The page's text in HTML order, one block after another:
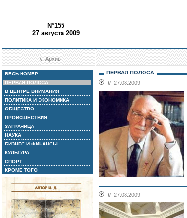
N°155
27 августа 2009
//Архив
ВЕСЬ НОМЕР
ПЕРВАЯ ПОЛОСА
В ЦЕНТРЕ ВНИМАНИЯ
ПОЛИТИКА И ЭКОНОМИКА
ОБЩЕСТВО
ПРОИСШЕСТВИЯ
ЗАГРАНИЦА
НАУКА
БИЗНЕС И ФИНАНСЫ
КУЛЬТУРА
СПОРТ
КРОМЕ ТОГО
ПЕРВАЯ ПОЛОСА
// 27.08.2009
// 27.08.2009